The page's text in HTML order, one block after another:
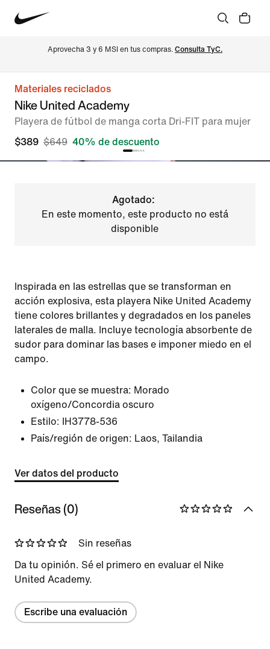
Aprovecha 3 y 6 MSI en tus compras. Consulta TyC.
Materiales reciclados
Nike United Academy
Playera de fútbol de manga corta Dri-FIT para mujer
$389 $649 40% de descuento
Agotado:
En este momento, este producto no está
disponible
Inspirada en las estrellas que se transforman en
acción explosiva, esta playera Nike United Academy
tiene colores brillantes y degradados en los paneles
laterales de malla. Incluye tecnología absorbente de
sudor para dominar las bases e imponer miedo en el
campo.
Color que se muestra: Morado
oxígeno/Concordia oscuro
Estilo:
IH3778-536
País/región de origen: Laos, Tailandia
Ver datos del producto
Reseñas (0)
Sin reseñas
Da tu opinión. Sé el primero en evaluar el Nike
United Academy.
Escribe una evaluación